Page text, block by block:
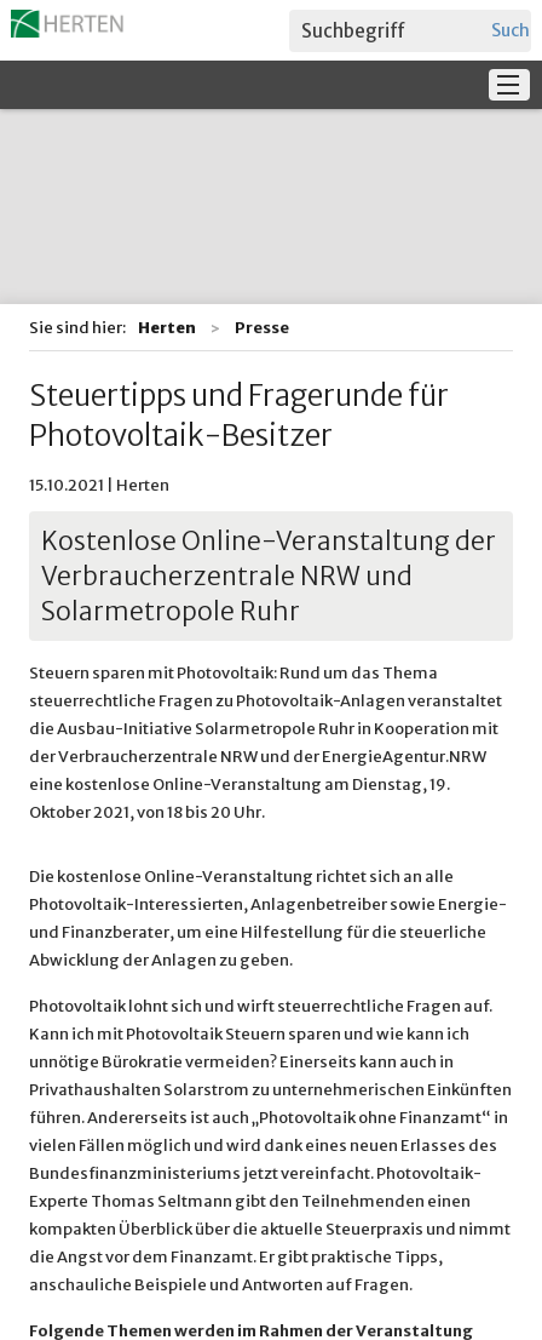
Sie sind hier: Herten Presse
Steuertipps und Fragerunde für
Photovoltaik-Besitzer
15.10.2021 | Herten
Kostenlose Online-Veranstaltung der
Verbraucherzentrale NRW und
Solarmetropole Ruhr
Steuern sparen mit Photovoltaik: Rund um das Thema
steuerrechtliche Fragen zu Photovoltaik-Anlagen veranstaltet
die Ausbau-Initiative Solarmetropole Ruhr in Kooperation mit
der Verbraucherzentrale NRW und der EnergieAgentur.NRW
eine kostenlose Online-Veranstaltung am Dienstag, 19.
Oktober 2021, von 18 bis 20 Uhr.
Die kostenlose Online-Veranstaltung richtet sich an alle
Photovoltaik-Interessierten, Anlagenbetreiber sowie Energie-
und Finanzberater, um eine Hilfestellung für die steuerliche
Abwicklung der Anlagen zu geben.
Photovoltaik lohnt sich und wirft steuerrechtliche Fragen auf.
Kann ich mit Photovoltaik Steuern sparen und wie kann ich
unnötige Bürokratie vermeiden? Einerseits kann auch in
Privathaushalten Solarstrom zu unternehmerischen Einkünften
führen. Andererseits ist auch „Photovoltaik ohne Finanzamt“ in
vielen Fällen möglich und wird dank eines neuen Erlasses des
Bundesfinanzministeriums jetzt vereinfacht. Photovoltaik-
Experte Thomas Seltmann gibt den Teilnehmenden einen
kompakten Überblick über die aktuelle Steuerpraxis und nimmt
die Angst vor dem Finanzamt. Er gibt praktische Tipps,
anschauliche Beispiele und Antworten auf Fragen.
Folgende Themen werden im Rahmen der Veranstaltung